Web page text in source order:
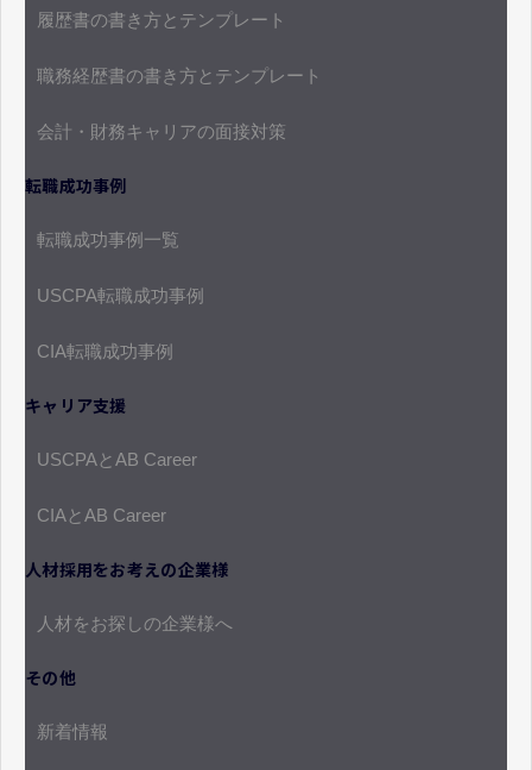
履歴書の書き方とテンプレート
職務経歴書の書き方とテンプレート
会計・財務キャリアの面接対策
転職成功事例
転職成功事例一覧
USCPA転職成功事例
CIA転職成功事例
キャリア支援
USCPAとAB Career
CIAとAB Career
人材採用をお考えの企業様
人材をお探しの企業様へ
その他
新着情報